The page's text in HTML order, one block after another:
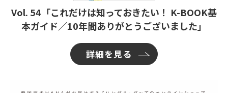
Vol. 54「これだけは知っておきたい！ K-BOOK基
本ガイド／10年間ありがとうございました」
詳細を見る